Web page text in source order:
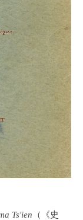
Ts'ien （《史